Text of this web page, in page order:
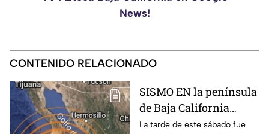
News!
CONTENIDO RELACIONADO
SISMO EN la península
de Baja California
sacude San José del
La tarde de este sábado fue